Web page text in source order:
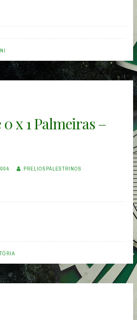
x 1 Palmeiras –
PRELIOSPALESTRINOS